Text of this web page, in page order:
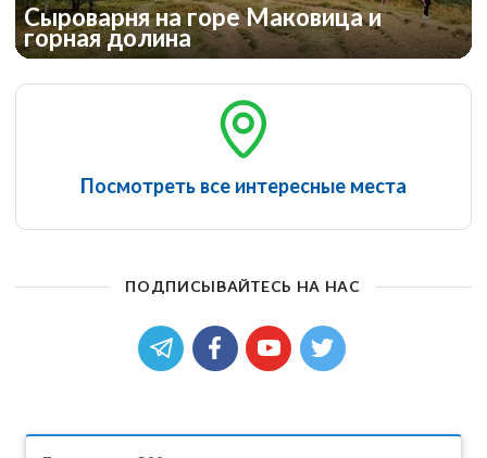
Сыроварня на горе Маковица и
горная долина
Посмотреть все интересные места
ПОДПИСЫВАЙТЕСЬ НА НАС